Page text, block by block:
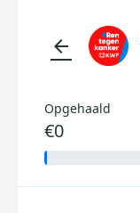
arrow_back
Opgehaald
€0